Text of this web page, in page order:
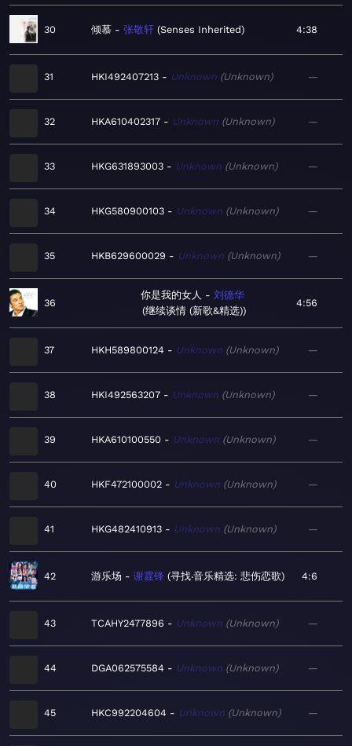
30 倾慕 张敬轩 Senses Inherited 4:38
31 HKI492407213 Unknown Unknown —
32 HKA610402317 Unknown Unknown —
33 HKG631893003 Unknown Unknown —
34 HKG580900103 Unknown Unknown —
35 HKB629600029 Unknown Unknown —
36
你是我的女人
刘德华
继续谈情 (新歌&精选)
4:56
37 HKH589800124 Unknown Unknown —
38 HKI492563207 Unknown Unknown —
39 HKA610100550 Unknown Unknown —
40 HKF472100002 Unknown Unknown —
41 HKG482410913 Unknown Unknown —
42 游乐场 谢霆锋 寻找‧音乐精选: 悲伤恋歌 4:6
43 TCAHY2477896 Unknown Unknown —
44 DGA062575584 Unknown Unknown —
45 HKC992204604 Unknown Unknown —